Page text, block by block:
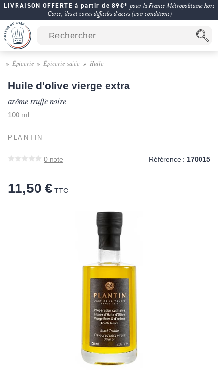
LIVRAISON OFFERTE à partir de 89€* pour la France Métropolitaine hors
Corse, îles et zones difficiles d'accès (voir conditions)
Épicerie Épicerie salée Huile
Huile d'olive vierge extra
arôme truffe noire
100 ml
PLANTIN
0 note Référence : 170015
11,50 € TTC